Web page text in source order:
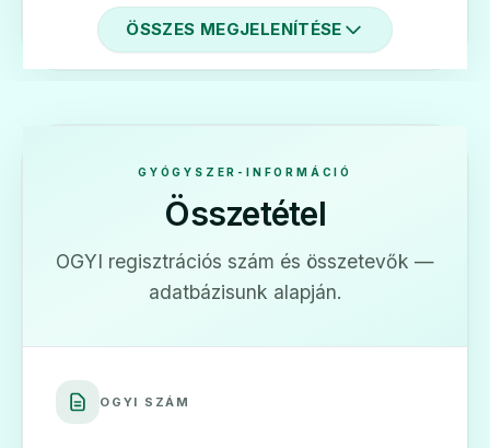
🛡️
ÖSSZES MEGJELENÍTÉSE
GYÓGYSZER-INFORMÁCIÓ
Összetétel
OGYI regisztrációs szám és összetevők —
adatbázisunk alapján.
OGYI SZÁM